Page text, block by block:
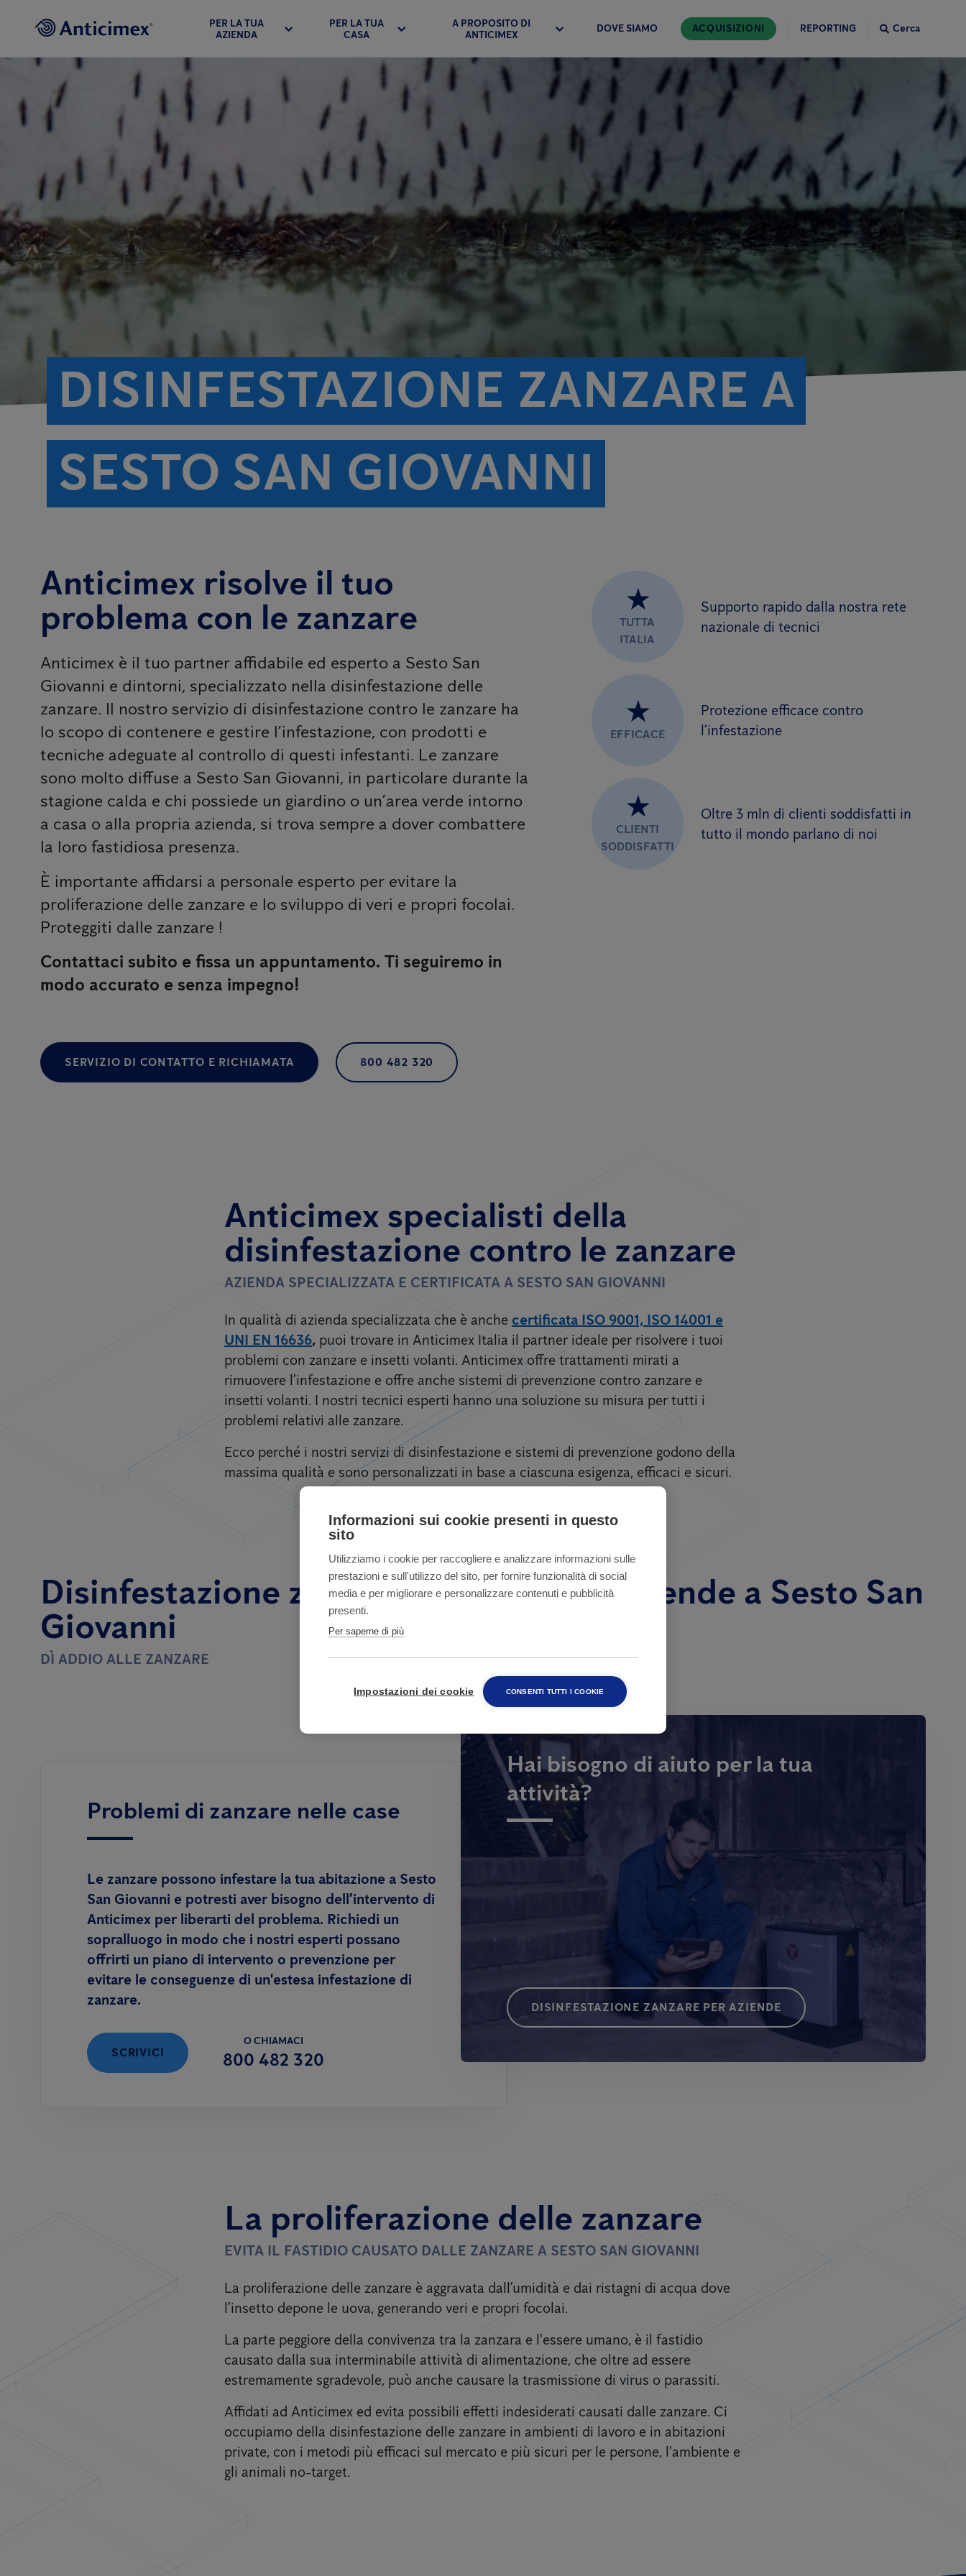
PER LA TUA
AZIENDA
PER LA TUA
CASA
A PROPOSITO DI
ANTICIMEX
DOVE SIAMO ACQUISIZIONI REPORTING Cerca
DISINFESTAZIONE ZANZARE A
SESTO SAN GIOVANNI
Anticimex risolve il tuo
problema con le zanzare
Anticimex è il tuo partner affidabile ed esperto a Sesto San
Giovanni e dintorni, specializzato nella disinfestazione delle
zanzare. Il nostro servizio di disinfestazione contro le zanzare ha
lo scopo di contenere e gestire l’infestazione, con prodotti e
tecniche adeguate al controllo di questi infestanti. Le zanzare
sono molto diffuse a Sesto San Giovanni, in particolare durante la
stagione calda e chi possiede un giardino o un’area verde intorno
a casa o alla propria azienda, si trova sempre a dover combattere
la loro fastidiosa presenza.
È importante affidarsi a personale esperto per evitare la
proliferazione delle zanzare e lo sviluppo di veri e propri focolai.
Proteggiti dalle zanzare !
Contattaci subito e fissa un appuntamento. Ti seguiremo in
modo accurato e senza impegno!
SERVIZIO DI CONTATTO E RICHIAMATA 800 482 320
★
TUTTA
ITALIA
Supporto rapido dalla nostra rete
nazionale di tecnici
★
EFFICACE
Protezione efficace contro
l’infestazione
★
CLIENTI
SODDISFATTI
Oltre 3 mln di clienti soddisfatti in
tutto il mondo parlano di noi
Anticimex specialisti della
disinfestazione contro le zanzare
AZIENDA SPECIALIZZATA E CERTIFICATA A SESTO SAN GIOVANNI
In qualità di azienda specializzata che è anche certificata ISO 9001, ISO 14001 e
UNI EN 16636, puoi trovare in Anticimex Italia il partner ideale per risolvere i tuoi
problemi con zanzare e insetti volanti. Anticimex offre trattamenti mirati a
rimuovere l’infestazione e offre anche sistemi di prevenzione contro zanzare e
insetti volanti. I nostri tecnici esperti hanno una soluzione su misura per tutti i
problemi relativi alle zanzare.
Ecco perché i nostri servizi di disinfestazione e sistemi di prevenzione godono della
massima qualità e sono personalizzati in base a ciascuna esigenza, efficaci e sicuri.
Disinfestazione zanzare per privati ​​e aziende a Sesto San
Giovanni
DÌ ADDIO ALLE ZANZARE
Problemi di zanzare nelle case
Le zanzare possono infestare la tua abitazione a Sesto
San Giovanni e potresti aver bisogno dell’intervento di
Anticimex per liberarti del problema. Richiedi un
sopralluogo in modo che i nostri esperti possano
offrirti un piano di intervento o prevenzione per
evitare le conseguenze di un'estesa infestazione di
zanzare.
SCRIVICI
O CHIAMACI
800 482 320
Hai bisogno di aiuto per la tua
attività?
DISINFESTAZIONE ZANZARE PER AZIENDE
La proliferazione delle zanzare
EVITA IL FASTIDIO CAUSATO DALLE ZANZARE A SESTO SAN GIOVANNI
La proliferazione delle zanzare è aggravata dall’umidità e dai ristagni di acqua dove
l’insetto depone le uova, generando veri e propri focolai.
La parte peggiore della convivenza tra la zanzara e l'essere umano, è il fastidio
causato dalla sua interminabile attività di alimentazione, che oltre ad essere
estremamente sgradevole, può anche causare la trasmissione di virus o parassiti.
Affidati ad Anticimex ed evita possibili effetti indesiderati causati dalle zanzare. Ci
occupiamo della disinfestazione delle zanzare in ambienti di lavoro e in abitazioni
private, con i metodi più efficaci sul mercato e più sicuri per le persone, l'ambiente e
gli animali no-target.
Informazioni sui cookie presenti in questo
sito
Utilizziamo i cookie per raccogliere e analizzare informazioni sulle
prestazioni e sull'utilizzo del sito, per fornire funzionalità di social
media e per migliorare e personalizzare contenuti e pubblicità
presenti.
Per saperne di più
Impostazioni dei cookie CONSENTI TUTTI I COOKIE